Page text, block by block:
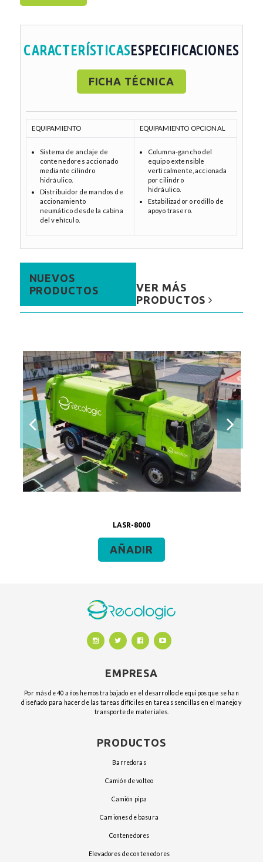
CARACTERÍSTICASESPECIFICACIONES
FICHA TÉCNICA
EQUIPAMIENTO EQUIPAMIENTO OPCIONAL
Sistema de anclaje de
contenedores accionado
mediante cilindro
hidráulico.
Distribuidor de mandos de
accionamiento
neumático desde la cabina
del vehículo.
Columna-gancho del
equipo extensible
verticalmente, accionada
por cilindro
hidráulico.
Estabilizador o rodillo de
apoyo trasero.
NUEVOS
PRODUCTOS
VER MÁS
PRODUCTOS
LASR-8000
AÑADIR
EMPRESA
Por más de 40 años hemos trabajado en el desarrollo de equipos que se han
diseñado para hacer de las tareas difíciles en tareas sencillas en el manejo y
transporte de materiales.
PRODUCTOS
barredoras
camión de volteo
camión pipa
camiones de basura
contenedores
elevadores de contenedores